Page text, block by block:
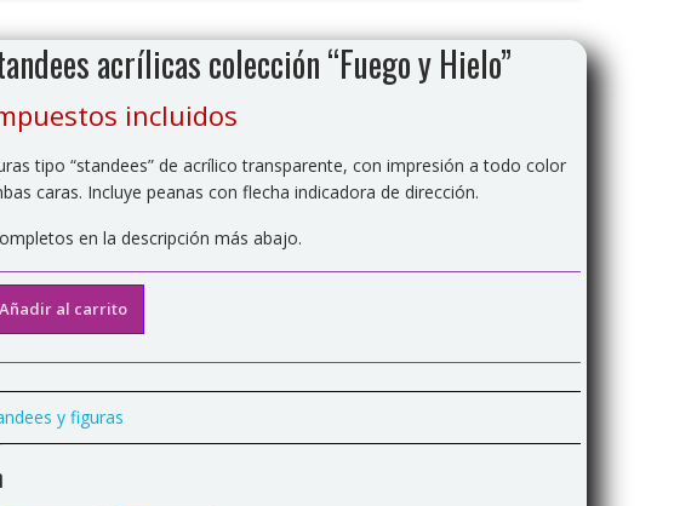
acrílicas colección “Fuego y Hielo”
incluidos
tipo “standees” de acrílico transparente, con impresión a todo color
caras. Incluye peanas con flecha indicadora de dirección.
en la descripción más abajo.
Añadir al carrito
y figuras